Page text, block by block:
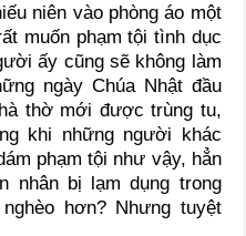
niên vào phòng áo một
muốn phạm tội tình dục
ấy cũng sẽ không làm
ngày Chúa Nhật đầu
thờ mới được trùng tu,
khi những người khác
phạm tội như vậy, hẳn
nhân bị lạm dụng trong
hơn? Nhưng tuyệt